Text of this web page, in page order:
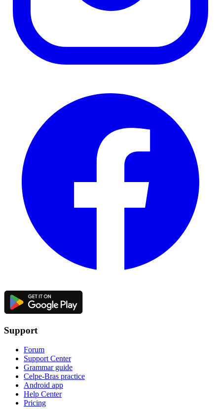
Support
Forum
Support Center
Grammar guide
Celpe-Bras practice
Android app
Help Center
Pricing